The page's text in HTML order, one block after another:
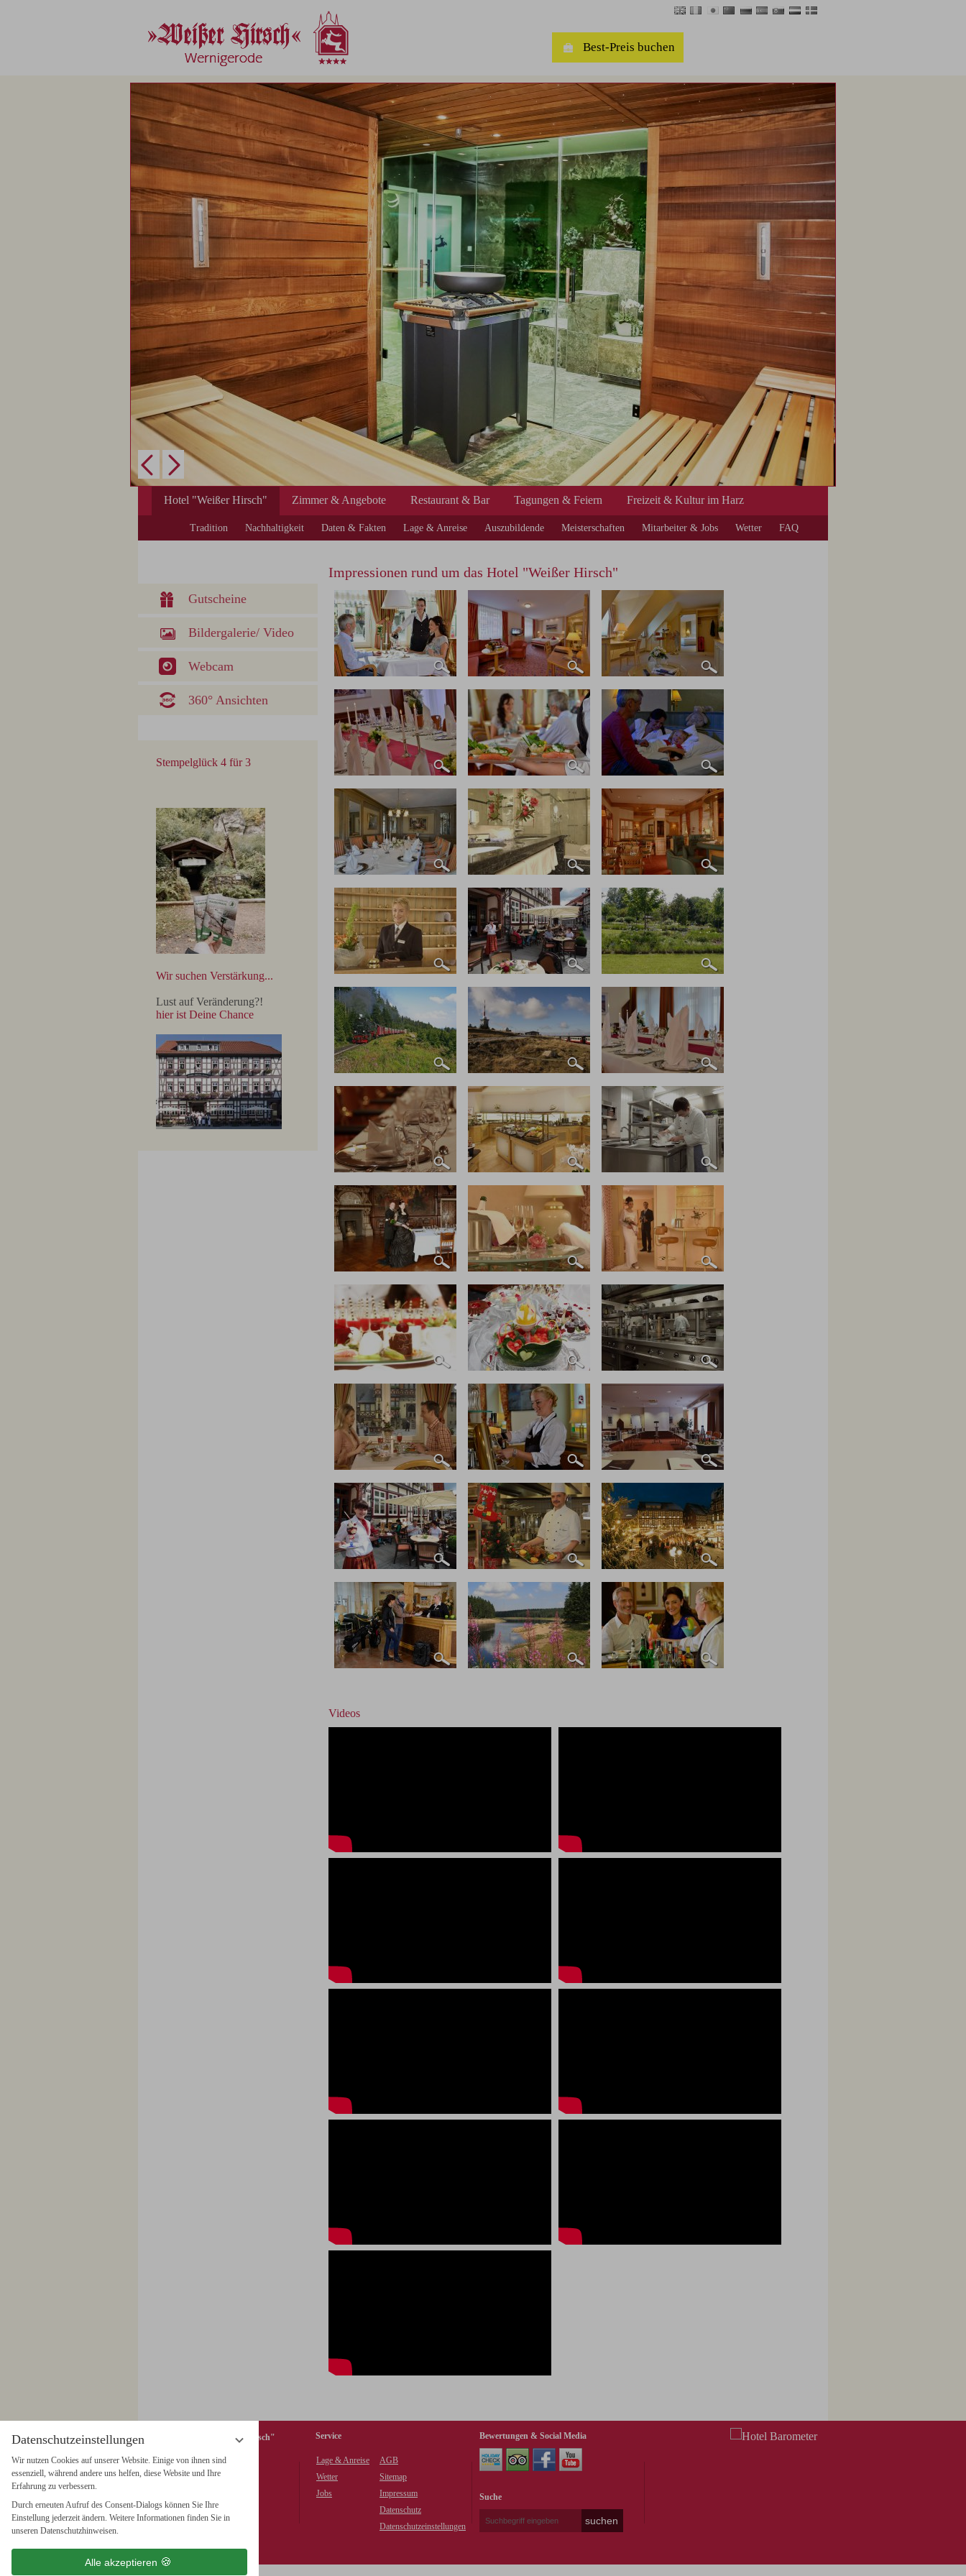
Datenschutzeinstellungen
Wir nutzen Cookies auf unserer Website. Einige von ihnen sind
essenziell, während andere uns helfen, diese Website und Ihre
Erfahrung zu verbessern.
Durch erneuten Aufruf des Consent-Dialogs können Sie Ihre
Einstellung jederzeit ändern. Weitere Informationen finden Sie in
unseren Datenschutzhinweisen.
Alle akzeptieren
Best-Preis buchen
Hotel "Weißer Hirsch" Zimmer & Angebote Restaurant & Bar Tagungen & Feiern Freizeit & Kultur im Harz
Tradition Nachhaltigkeit Daten & Fakten Lage & Anreise Auszubildende Meisterschaften Mitarbeiter & Jobs Wetter FAQ
Gutscheine
Bildergalerie/ Video
Webcam
360° Ansichten
Stempelglück 4 für 3
Wir suchen Verstärkung...
Lust auf Veränderung?!
hier ist Deine Chance
Impressionen rund um das Hotel "Weißer Hirsch"
Videos
Hotel & Restaurant "Weißer Hirsch"
Wieland GmbH & Co. KG
Marktplatz 5, 38855 Wernigerode
Fax +49 (0) 3943 / 26 711-199
info@hotel-weisser-hirsch.de
Service
Lage & Anreise
Wetter
Jobs
AGB
Sitemap
Impressum
Datenschutz
Datenschutzeinstellungen
Bewertungen & Social Media
Suche